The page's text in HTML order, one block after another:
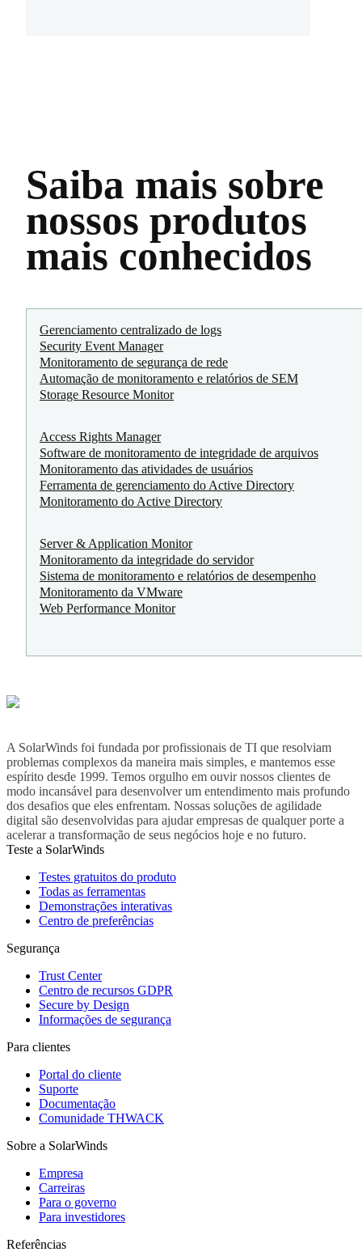
Saiba mais sobre
nossos produtos
mais conhecidos
Gerenciamento centralizado de logs
Security Event Manager
Monitoramento de segurança de rede
Automação de monitoramento e relatórios de SEM
Storage Resource Monitor
Access Rights Manager
Software de monitoramento de integridade de arquivos
Monitoramento das atividades de usuários
Ferramenta de gerenciamento do Active Directory
Monitoramento do Active Directory
Server & Application Monitor
Monitoramento da integridade do servidor
Sistema de monitoramento e relatórios de desempenho
Monitoramento da VMware
Web Performance Monitor
A SolarWinds foi fundada por profissionais de TI que resolviam
problemas complexos da maneira mais simples, e mantemos esse
espírito desde 1999. Temos orgulho em ouvir nossos clientes de
modo incansável para desenvolver um entendimento mais profundo
dos desafios que eles enfrentam. Nossas soluções de agilidade
digital são desenvolvidas para ajudar empresas de qualquer porte a
acelerar a transformação de seus negócios hoje e no futuro.
Teste a SolarWinds
Testes gratuitos do produto
Todas as ferramentas
Demonstrações interativas
Centro de preferências
Segurança
Trust Center
Centro de recursos GDPR
Secure by Design
Informações de segurança
Para clientes
Portal do cliente
Suporte
Documentação
Comunidade THWACK
Sobre a SolarWinds
Empresa
Carreiras
Para o governo
Para investidores
Referências